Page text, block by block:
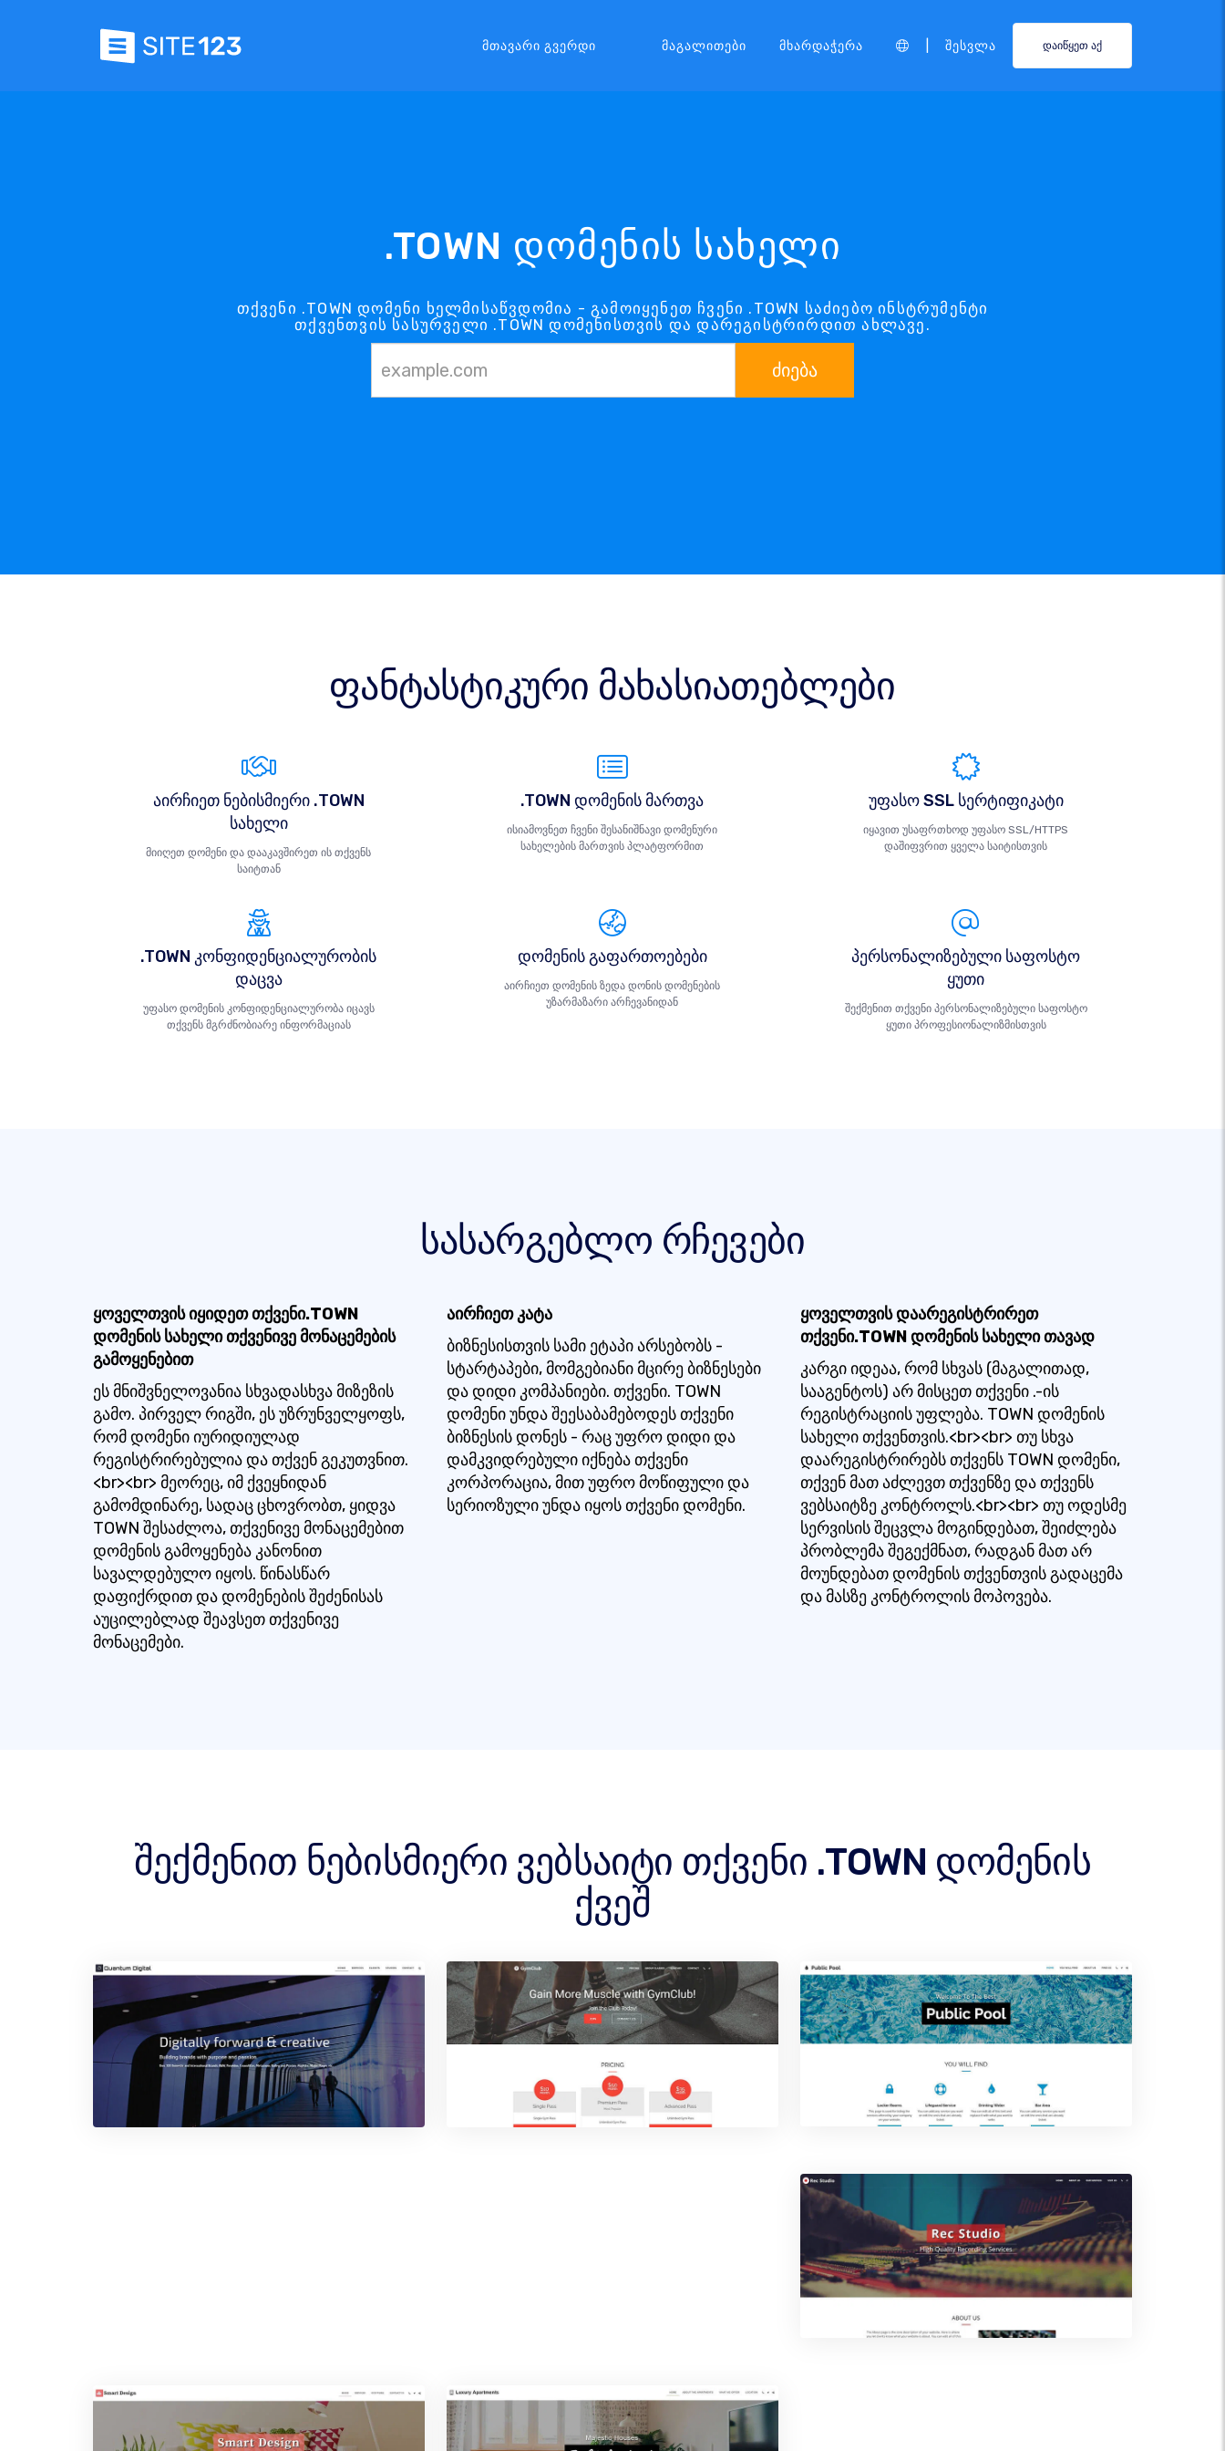
Მთავარი Გვერდი Მაგალითები Მხარდაჭერა Შესვლა დაიწყეთ აქ
.TOWN დომენის სახელი
თქვენი .TOWN დომენი ხელმისაწვდომია - გამოიყენეთ ჩვენი .TOWN საძიებო ინსტრუმენტი
თქვენთვის სასურველი .TOWN დომენისთვის და დარეგისტრირდით ახლავე.
ძიება
ფანტასტიკური მახასიათებლები
აირჩიეთ ნებისმიერი .TOWN
სახელი
მიიღეთ დომენი და დააკავშირეთ ის თქვენს
საიტთან
.TOWN დომენის მართვა
ისიამოვნეთ ჩვენი შესანიშნავი დომენური
სახელების მართვის პლატფორმით
უფასო SSL სერტიფიკატი
იყავით უსაფრთხოდ უფასო SSL/HTTPS
დაშიფვრით ყველა საიტისთვის
.TOWN კონფიდენციალურობის
დაცვა
უფასო დომენის კონფიდენციალურობა იცავს
თქვენს მგრძნობიარე ინფორმაციას
დომენის გაფართოებები
აირჩიეთ დომენის ზედა დონის დომენების
უზარმაზარი არჩევანიდან
პერსონალიზებული საფოსტო
ყუთი
შექმენით თქვენი პერსონალიზებული საფოსტო
ყუთი პროფესიონალიზმისთვის
სასარგებლო რჩევები
ყოველთვის იყიდეთ თქვენი.TOWN
დომენის სახელი თქვენივე მონაცემების
გამოყენებით
ეს მნიშვნელოვანია სხვადასხვა მიზეზის
გამო. პირველ რიგში, ეს უზრუნველყოფს,
რომ დომენი იურიდიულად
რეგისტრირებულია და თქვენ გეკუთვნით.
<br><br> მეორეც, იმ ქვეყნიდან
გამომდინარე, სადაც ცხოვრობთ, ყიდვა
TOWN შესაძლოა, თქვენივე მონაცემებით
დომენის გამოყენება კანონით
სავალდებულო იყოს. წინასწარ
დაფიქრდით და დომენების შეძენისას
აუცილებლად შეავსეთ თქვენივე
მონაცემები.
აირჩიეთ კატა
ბიზნესისთვის სამი ეტაპი არსებობს -
სტარტაპები, მომგებიანი მცირე ბიზნესები
და დიდი კომპანიები. თქვენი. TOWN
დომენი უნდა შეესაბამებოდეს თქვენი
ბიზნესის დონეს - რაც უფრო დიდი და
დამკვიდრებული იქნება თქვენი
კორპორაცია, მით უფრო მოწიფული და
სერიოზული უნდა იყოს თქვენი დომენი.
ყოველთვის დაარეგისტრირეთ
თქვენი.TOWN დომენის სახელი თავად
კარგი იდეაა, რომ სხვას (მაგალითად,
სააგენტოს) არ მისცეთ თქვენი .-ის
რეგისტრაციის უფლება. TOWN დომენის
სახელი თქვენთვის.<br><br> თუ სხვა
დაარეგისტრირებს თქვენს TOWN დომენი,
თქვენ მათ აძლევთ თქვენზე და თქვენს
ვებსაიტზე კონტროლს.<br><br> თუ ოდესმე
სერვისის შეცვლა მოგინდებათ, შეიძლება
პრობლემა შეგექმნათ, რადგან მათ არ
მოუნდებათ დომენის თქვენთვის გადაცემა
და მასზე კონტროლის მოპოვება.
შექმენით ნებისმიერი ვებსაიტი თქვენი .TOWN დომენის
ქვეშ